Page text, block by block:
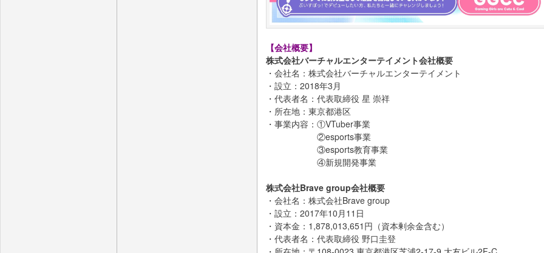
【会社概要】
株式会社バーチャルエンターテイメント会社概要
・会社名：株式会社バーチャルエンターテイメント
・設立：2018年3月
・代表者名：代表取締役 星 崇祥
・所在地：東京都港区
・事業内容：①VTuber事業
②esports事業
③esports教育事業
④新規開発事業
株式会社Brave group会社概要
・会社名：株式会社Brave group
・設立：2017年10月11日
・資本金：1,878,013,651円（資本剰余金含む）
・代表者名：代表取締役 野口圭登